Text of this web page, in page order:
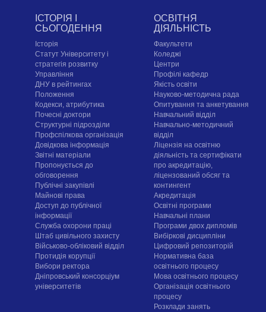
ІСТОРІЯ І
СЬОГОДЕННЯ
Історія
Статут Університету і
стратегія розвитку
Управління
ДНУ в рейтингах
Положення
Кодекси, атрибутика
Почесні доктори
Структурні підрозділи
Профспілкова організація
Довідкова інформація
Звітні матеріали
Пропонується до
обговорення
Публічні закупівлі
Майнові права
Доступ до публічної
інформації
Служба охорони праці
Штаб цивільного захисту
Військово-обліковий відділ
Протидія корупції
Вибори ректора
Дніпровський консорціум
університетів
ОСВІТНЯ
ДІЯЛЬНІСТЬ
Факультети
Коледжі
Центри
Профілі кафедр
Якість освіти
Науково-методична рада
Опитування та анкетування
Навчальний відділ
Навчально-методичний
відділ
Ліцензія на освітню
діяльність та сертифікати
про акредитацію,
ліцензований обсяг та
контингент
Акредитація
Освітні програми
Навчальні плани
Програми двох дипломів
Вибіркові дисципліни
Цифровий репозиторій
Нормативна база
освітнього процесу
Мова освітнього процесу
Організація освітнього
процесу
Розклади занять